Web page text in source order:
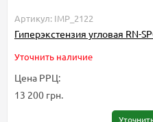
Артикул: IMP_2122
Гиперэкстензия угловая RN-
Уточнить наличие
Цена РРЦ:
13 200 грн.